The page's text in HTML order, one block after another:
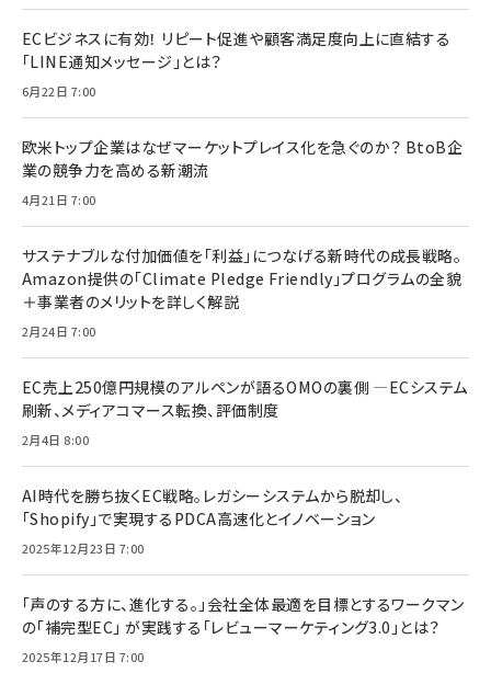
ECビジネスに有効！ リピート促進や顧客満足度向上に直結する
「LINE通知メッセージ」とは？
6月22日 7:00
欧米トップ企業はなぜマーケットプレイス化を急ぐのか？ BtoB企
業の競争力を高める新潮流
4月21日 7:00
サステナブルな付加価値を「利益」につなげる新時代の成長戦略。
Amazon提供の「Climate Pledge Friendly」プログラムの全貌
＋事業者のメリットを詳しく解説
2月24日 7:00
EC売上250億円規模のアルペンが語るOMOの裏側 ―ECシステム
刷新、メディアコマース転換、評価制度
2月4日 8:00
AI時代を勝ち抜くEC戦略。レガシーシステムから脱却し、
「Shopify」で実現するPDCA高速化とイノベーション
2025年12月23日 7:00
「声のする方に、進化する。」会社全体最適を目標とするワークマン
の「補完型EC」 が実践する「レビューマーケティング3.0」とは？
2025年12月17日 7:00